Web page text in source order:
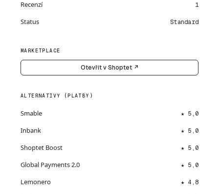
Recenzí 1
Status Standard
MARKETPLACE
Otevřít v Shoptet ↗
ALTERNATIVY (PLATBY)
Smable ★ 5,0
Inbank ★ 5,0
Shoptet Boost ★ 5,0
Global Payments 2.0 ★ 5,0
Lemonero ★ 4,8